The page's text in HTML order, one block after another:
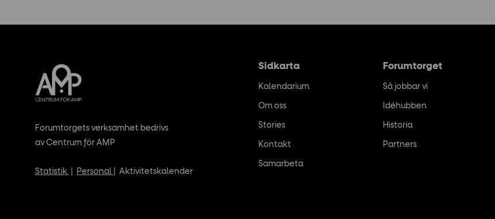
Forumtorgets verksamhet bedrivs
av Centrum för AMP
Statistik Personal Aktivitetskalender
Sidkarta
Kalendarium
Om oss
Stories
Kontakt
Samarbeta
Forumtorget
Så jobbar vi
Idéhubben
Historia
Partners